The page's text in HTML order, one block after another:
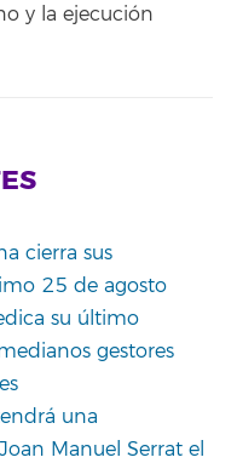
y la ejecución
cierra sus
25 de agosto
su último
gestores
una
Manuel Serrat el